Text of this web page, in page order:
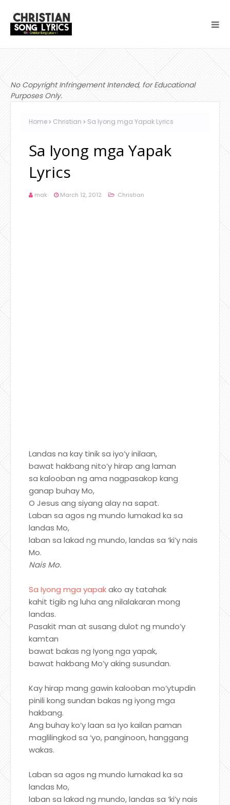
No Copyright Infringement Intended, for Educational
Purposes Only.
Home Christian Sa Iyong mga Yapak Lyrics
Sa Iyong mga Yapak
Lyrics
mak March 12, 2012 Christian
Landas na kay tinik sa iyo’y inilaan,
bawat hakbang nito’y hirap ang laman
sa kalooban ng ama nagpasakop kang
ganap buhay Mo,
O Jesus ang siyang alay na sapat.
Laban sa agos ng mundo lumakad ka sa
landas Mo,
laban sa lakad ng mundo, landas sa ‘ki’y nais
Mo.
Nais Mo.
Sa Iyong mga yapakako ay tatahak
kahit tigib ng luha ang nilalakaran mong
landas.
Pasakit man at susang dulot ng mundo’y
kamtan
bawat bakas ng Iyong nga yapak,
bawat hakbang Mo’y aking susundan.
Kay hirap mang gawin kalooban mo’ytupdin
pinili kong sundan bakas ng iyong mga
hakbang.
Ang buhay ko’y laan sa Iyo kailan paman
maglilingkod sa ‘yo, panginoon, hanggang
wakas.
Laban sa agos ng mundo lumakad ka sa
landas Mo,
laban sa lakad ng mundo, landas sa ‘ki’y nais